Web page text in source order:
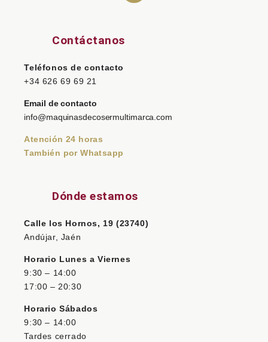
Contáctanos
Teléfonos de contacto
+34 626 69 69 21
Email de contacto
info@maquinasdecosermultimarca.com
Atención 24 horas
También por Whatsapp
Dónde estamos
Calle los Hornos, 19 (23740)
Andújar, Jaén
Horario Lunes a Viernes
9:30 – 14:00
17:00 – 20:30
Horario Sábados
9:30 – 14:00
Tardes cerrado